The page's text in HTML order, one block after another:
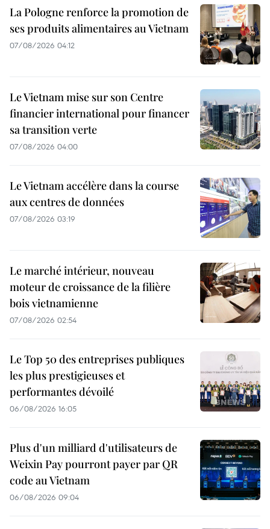
La Pologne renforce la promotion de
ses produits alimentaires au Vietnam
07/08/2026 04:12
Le Vietnam mise sur son Centre
financier international pour financer
sa transition verte
07/08/2026 04:00
Le Vietnam accélère dans la course
aux centres de données
07/08/2026 03:19
Le marché intérieur, nouveau
moteur de croissance de la filière
bois vietnamienne
07/08/2026 02:54
Le Top 50 des entreprises publiques
les plus prestigieuses et
performantes dévoilé
06/08/2026 16:05
Plus d'un milliard d'utilisateurs de
Weixin Pay pourront payer par QR
code au Vietnam
06/08/2026 09:04